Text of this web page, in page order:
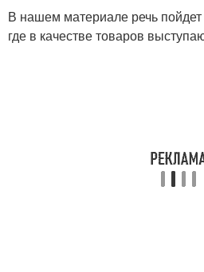
В нашем материале речь
где в качестве товаров